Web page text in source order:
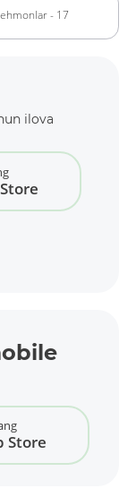
- 17
ilova
Store